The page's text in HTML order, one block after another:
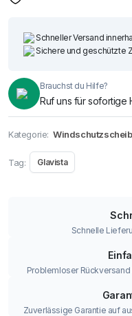
Schneller Versand
Sichere und geschützte
Brauchst du Hilfe?
Ruf uns für sofortige
Kategorie:
Tag: Glavista
Schnelle
Problemloser
Zuverlässige Garantie auf